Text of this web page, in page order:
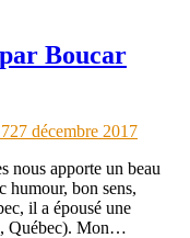
Boucar
27 décembre 2017
nous apporte un beau
humour, bon sens,
il a épousé une
Québec). Mon…